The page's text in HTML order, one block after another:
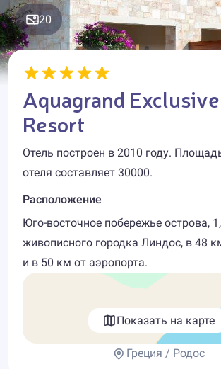
20
Aquagrand
Resort
Отель построен в 2010 году.
отеля составляет 30000.
Расположение
Юго-восточное побережье острова,
живописного городка Линдос, в 48
и в 50 км от аэропорта.
Показать на карте
Греция / Родос